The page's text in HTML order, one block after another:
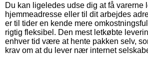
Du kan ligeledes udse dig at få varerne
hjemmeadresse eller til dit arbejdes
er til tider en kende mere
rigtig fleksibel. Den mest letkøbte
enhver tid være at hente pakken selv,
krav om at du lever nær internet